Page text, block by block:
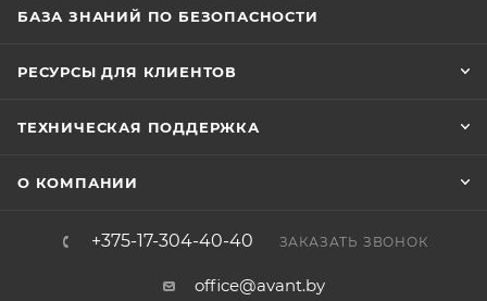
БАЗА ЗНАНИЙ ПО БЕЗОПАСНОСТИ
РЕСУРСЫ ДЛЯ КЛИЕНТОВ
ТЕХНИЧЕСКАЯ ПОДДЕРЖКА
О КОМПАНИИ
+375-17-304-40-40 ЗАКАЗАТЬ ЗВОНОК
office@avant.by